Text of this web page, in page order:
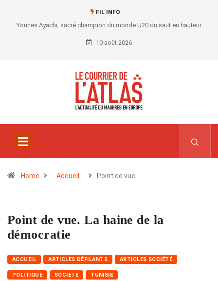
FIL INFO
Younes Ayachi, sacré champion du monde U20 du saut en hauteur
10 août 2026
Home Accueil Point de vue.…
Point de vue. La haine de la
démocratie
ACCUEIL ARTICLES DÉFILANTS ARTICLES SOCIÉTÉ
POLITIQUE SOCIÉTÉ TUNISIE